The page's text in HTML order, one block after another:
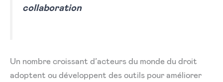
collaboration
Un nombre croissant d’acteurs du monde du droit
adoptent ou développent des outils pour améliorer